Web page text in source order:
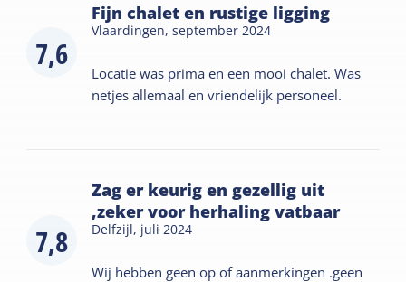
7,6
Fijn chalet en rustige ligging
Vlaardingen,september 2024
Locatie was prima en een mooi chalet. Was
netjes allemaal en vriendelijk personeel.
7,8
Zag er keurig en gezellig uit
,zeker voor herhaling vatbaar
Delfzijl, juli 2024
Wij hebben geen op of aanmerkingen .geen